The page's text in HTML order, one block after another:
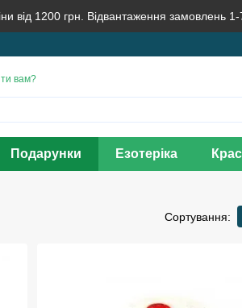
від 1200 грн. Відвантаження замовлень 1-
вам?
Подарунки Езотеріка
Сортування: